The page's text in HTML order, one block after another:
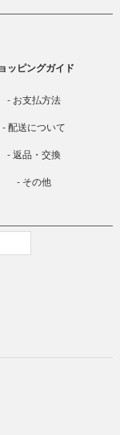
ッピングガイド
お支払方法
配送について
返品・交換
その他